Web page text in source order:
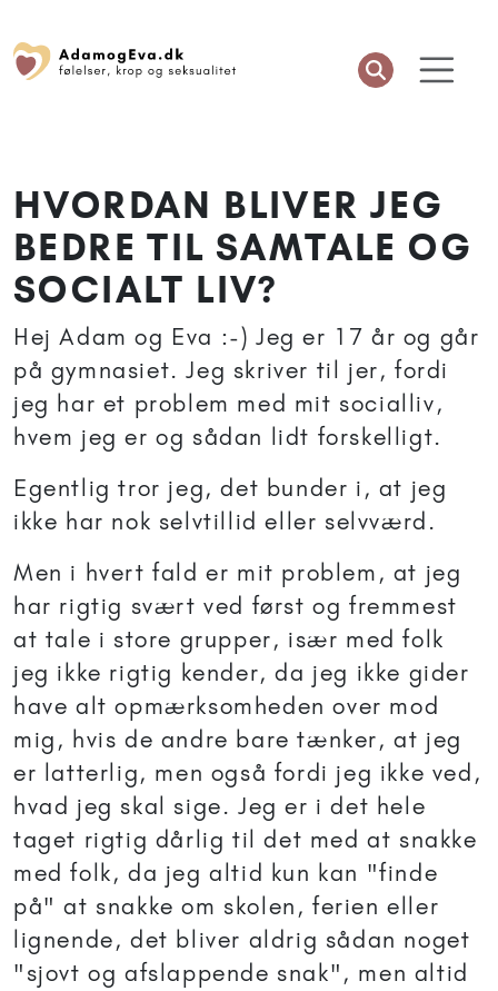
HVORDAN BLIVER JEG
BEDRE TIL SAMTALE OG
SOCIALT LIV?
Hej Adam og Eva :-) Jeg er 17 år og går
på gymnasiet. Jeg skriver til jer, fordi
jeg har et problem med mit socialliv,
hvem jeg er og sådan lidt forskelligt.
Egentlig tror jeg, det bunder i, at jeg
ikke har nok selvtillid eller selvværd.
Men i hvert fald er mit problem, at jeg
har rigtig svært ved først og fremmest
at tale i store grupper, især med folk
jeg ikke rigtig kender, da jeg ikke gider
have alt opmærksomheden over mod
mig, hvis de andre bare tænker, at jeg
er latterlig, men også fordi jeg ikke ved,
hvad jeg skal sige. Jeg er i det hele
taget rigtig dårlig til det med at snakke
med folk, da jeg altid kun kan "finde
på" at snakke om skolen, ferien eller
lignende, det bliver aldrig sådan noget
"sjovt og afslappende snak", men altid